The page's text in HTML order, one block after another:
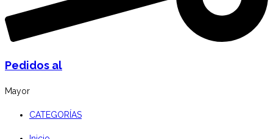
Pedidos al
Mayor
CATEGORÍAS